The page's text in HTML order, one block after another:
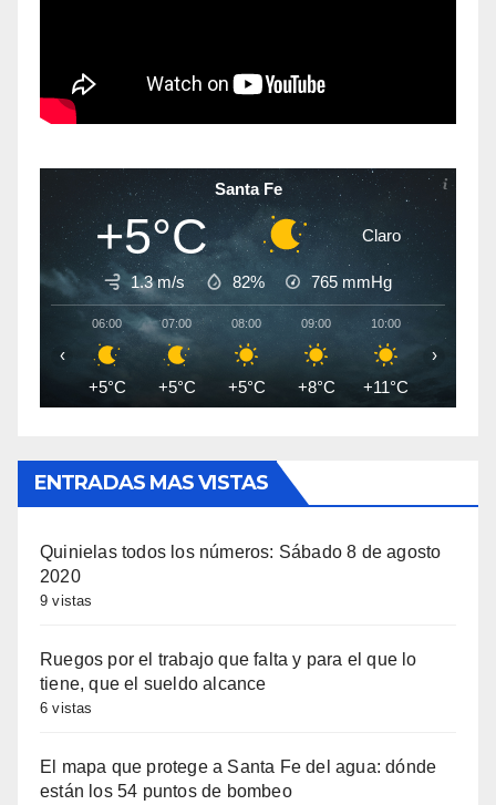
Santa Fe
+5°C Claro
1.3 m/s 82% 765 mmHg
06:00
+5°C
07:00
+5°C
08:00
+5°C
09:00
+8°C
10:00
+11°C +13°C
‹ ›
ENTRADAS MAS VISTAS
Quinielas todos los números: Sábado 8 de agosto
2020
9 vistas
Ruegos por el trabajo que falta y para el que lo
tiene, que el sueldo alcance
6 vistas
El mapa que protege a Santa Fe del agua: dónde
están los 54 puntos de bombeo